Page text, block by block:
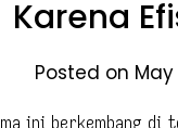
Karena
Posted on May
ini berkembang